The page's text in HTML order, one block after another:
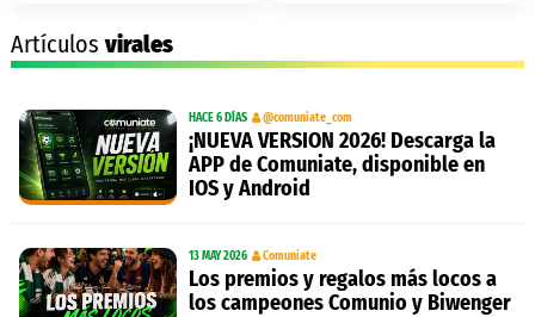
Artículosvirales
HACE 6 DÍAS @comuniate_com
¡NUEVA VERSION 2026! Descarga la
APP de Comuniate, disponible en
IOS y Android
13 MAY 2026 Comuniate
Los premios y regalos más locos a
los campeones Comunio y Biwenger